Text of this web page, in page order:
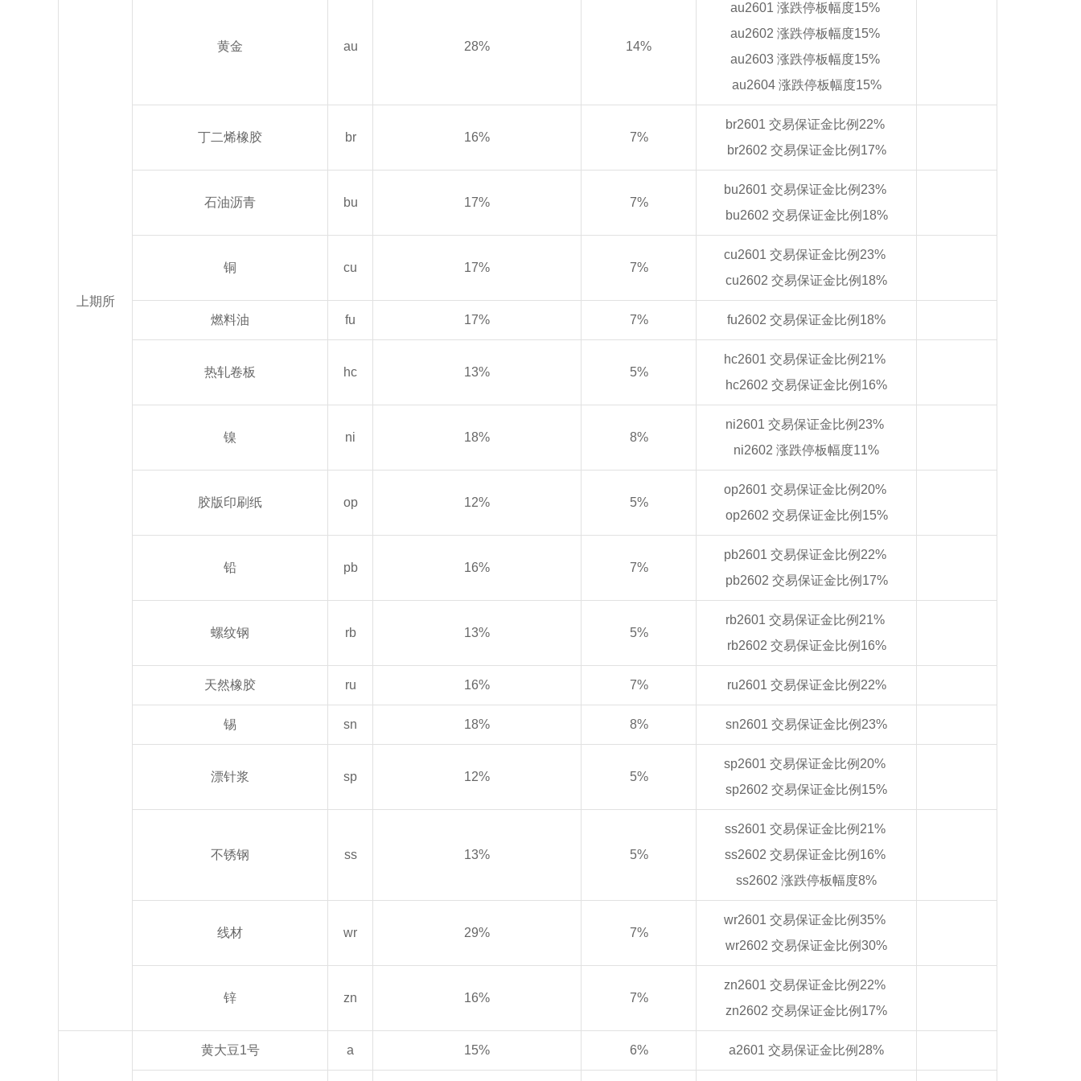
上期所
黄金 au 28% 14%
au2601 涨跌停板幅度15%
au2602 涨跌停板幅度15%
au2603 涨跌停板幅度15%
au2604 涨跌停板幅度15%
丁二烯橡胶 br 16% 7%
br2601 交易保证金比例22%
br2602 交易保证金比例17%
石油沥青 bu 17% 7%
bu2601 交易保证金比例23%
bu2602 交易保证金比例18%
铜 cu 17% 7%
cu2601 交易保证金比例23%
cu2602 交易保证金比例18%
燃料油 fu 17% 7% fu2602 交易保证金比例18%
热轧卷板 hc 13% 5%
hc2601 交易保证金比例21%
hc2602 交易保证金比例16%
镍 ni 18% 8%
ni2601 交易保证金比例23%
ni2602 涨跌停板幅度11%
胶版印刷纸 op 12% 5%
op2601 交易保证金比例20%
op2602 交易保证金比例15%
铅 pb 16% 7%
pb2601 交易保证金比例22%
pb2602 交易保证金比例17%
螺纹钢 rb 13% 5%
rb2601 交易保证金比例21%
rb2602 交易保证金比例16%
天然橡胶 ru 16% 7% ru2601 交易保证金比例22%
锡 sn 18% 8% sn2601 交易保证金比例23%
漂针浆 sp 12% 5%
sp2601 交易保证金比例20%
sp2602 交易保证金比例15%
不锈钢 ss 13% 5%
ss2601 交易保证金比例21%
ss2602 交易保证金比例16%
ss2602 涨跌停板幅度8%
线材 wr 29% 7%
wr2601 交易保证金比例35%
wr2602 交易保证金比例30%
锌 zn 16% 7%
zn2601 交易保证金比例22%
zn2602 交易保证金比例17%
黄大豆1号 a 15% 6% a2601 交易保证金比例28%